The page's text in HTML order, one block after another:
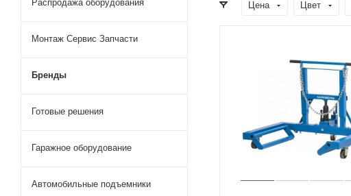
Цена Цвет
Распродажа оборудования
Монтаж Сервис Запчасти
Бренды
Готовые решения
Гаражное оборудование
Автомобильные подъемники